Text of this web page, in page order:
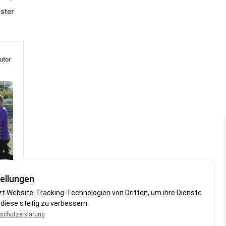
Website-Tracking-Technologien von Dritten, um ihre Dienste
stetig zu verbessern.